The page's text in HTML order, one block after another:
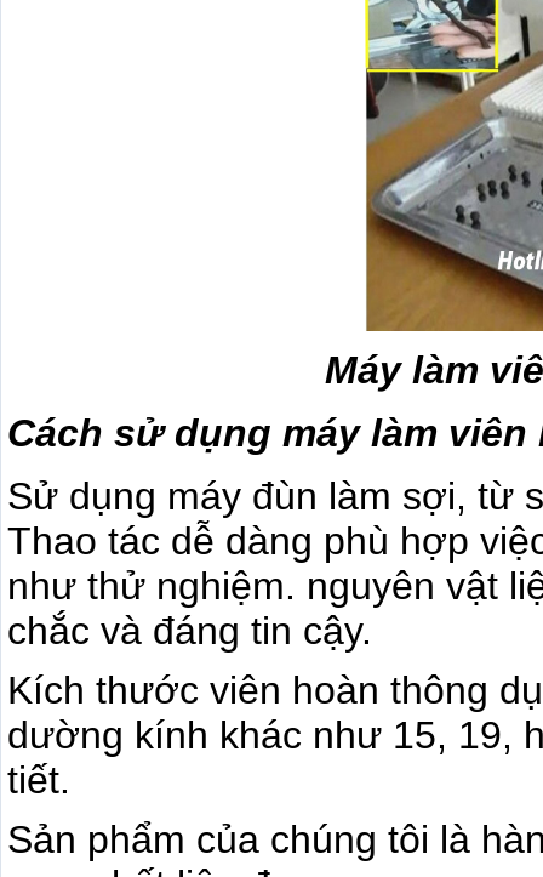
Máy làm
Cách sử dụng máy làm
Sử dụng máy đùn làm sợi, từ
Thao tác dễ dàng phù hợp
như thử nghiệm. nguyên vật
chắc và đáng tin cậy.
Kích thước viên hoàn thông
dường kính khác như 15, 19,
tiết.
Sản phẩm của chúng tôi là